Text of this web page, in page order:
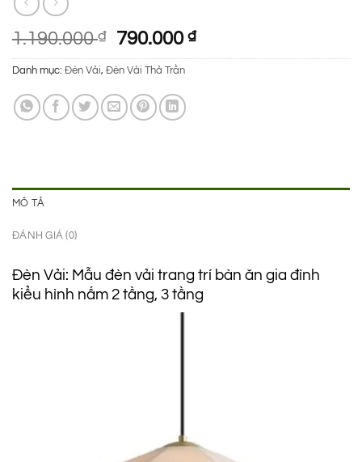
1.190.000₫
Giá
gốc
là:
1.190.000 ₫.
790.000₫Giá
hiện
Danh mục: Đèn Vải, Đèn Vải Thả Trần
MÔ TẢ
ĐÁNH GIÁ (0)
Đèn Vải: Mẫu đèn vải trang trí bàn ăn gia đình
kiểu hình nấm 2 tầng, 3 tầng